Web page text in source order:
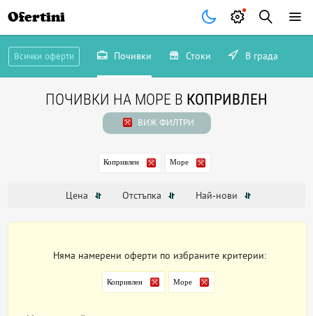
Ofertini
Всички оферти Почивки Стоки В града
ПОЧИВКИ НА МОРЕ В КОПРИВЛЕН
ВИЖ ФИЛТРИ
Копривлен Море
Цена Отстъпка Най-нови
Няма намерени оферти по избраните критерии:
Копривлен Море